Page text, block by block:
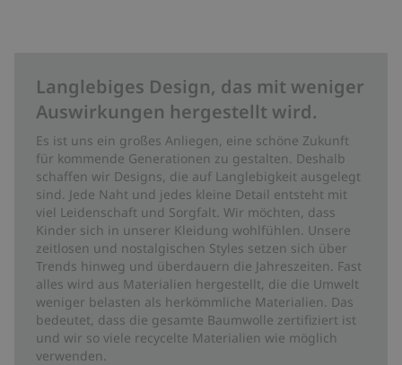
Langlebiges Design, das mit weniger
Auswirkungen hergestellt wird.
Es ist uns ein großes Anliegen, eine schöne Zukunft
für kommende Generationen zu gestalten. Deshalb
schaffen wir Designs, die auf Langlebigkeit ausgelegt
sind. Jede Naht und jedes kleine Detail entsteht mit
viel Leidenschaft und Sorgfalt. Wir möchten, dass
Kinder sich in unserer Kleidung wohlfühlen. Unsere
zeitlosen und nostalgischen Styles setzen sich über
Trends hinweg und überdauern die Jahreszeiten. Fast
alles wird aus Materialien hergestellt, die die Umwelt
weniger belasten als herkömmliche Materialien. Das
bedeutet, dass die gesamte Baumwolle zertifiziert ist
und wir so viele recycelte Materialien wie möglich
verwenden.